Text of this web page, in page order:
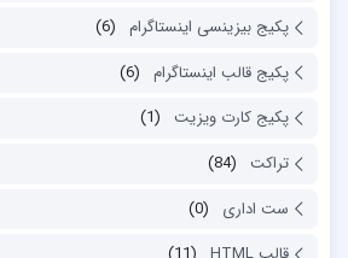
پکیج بیزینسی اینستاگرام (6)
پکیج قالب اینستاگرام (6)
پکیج کارت ویزیت
(1)
تراکت
(84)
ست اداری
(0)